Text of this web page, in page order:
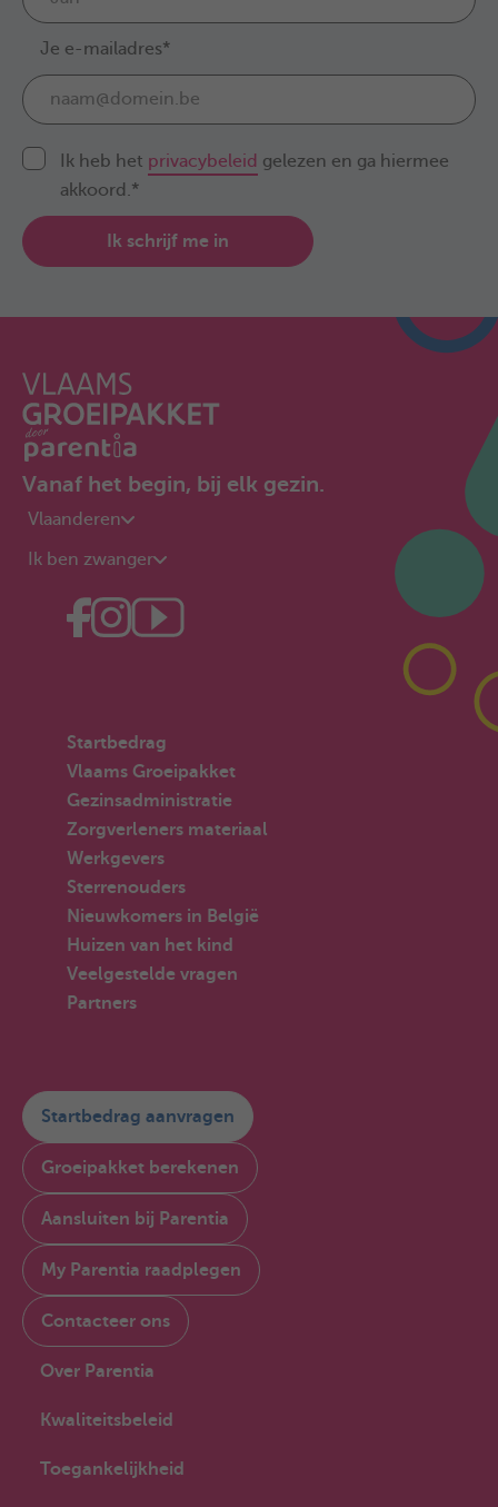
Je e-mailadres*
Ik heb het privacybeleid gelezen en ga hiermee
akkoord.*
Ik schrijf me in
Vanaf het begin, bij elk gezin.
Vlaanderen
Ik ben zwanger
Startbedrag
Vlaams Groeipakket
Gezinsadministratie
Zorgverleners materiaal
Werkgevers
Sterrenouders
Nieuwkomers in België
Huizen van het kind
Veelgestelde vragen
Partners
Startbedrag aanvragen
Groeipakket berekenen
Aansluiten bij Parentia
My Parentia raadplegen
Contacteer ons
Over Parentia
Kwaliteitsbeleid
Toegankelijkheid